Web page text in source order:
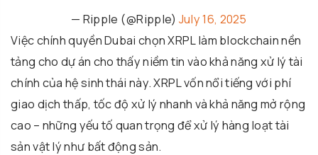
— Ripple (@Ripple) July 16, 2025
Việc chính quyền Dubai chọn XRPL làm blockchain nền
tảng cho dự án cho thấy niềm tin vào khả năng xử lý tài
chính của hệ sinh thái này. XRPL vốn nổi tiếng với phí
giao dịch thấp, tốc độ xử lý nhanh và khả năng mở rộng
cao – những yếu tố quan trọng để xử lý hàng loạt tài
sản vật lý như bất động sản.